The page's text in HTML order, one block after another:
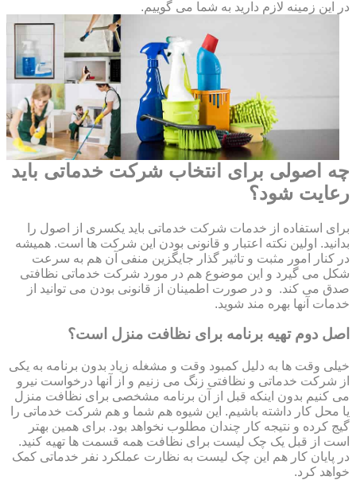
در این زمینه لازم دارید به شما می گوییم.
چه اصولی برای انتخاب شرکت خدماتی باید
رعایت شود؟
برای استفاده از خدمات شرکت خدماتی باید یکسری از اصول را
بدانید. اولین نکته اعتبار و قانونی بودن این شرکت ها است. همیشه
در کنار امور مثبت و تاثیر گذار جایگزین منفی آن هم به سرعت
شکل می گیرد و این موضوع هم در مورد شرکت خدماتی نظافتی
صدق می کند. و در صورت اطمینان از قانونی بودن می توانید از
خدمات آنها بهره مند شوید.
اصل دوم تهیه برنامه برای نظافت منزل است؟
خیلی وقت ها به دلیل کمبود وقت و مشغله زیاد بدون برنامه به یکی
از شرکت خدماتی و نظافتی زنگ می زنیم و از آنها درخواست نیرو
می کنیم بدون اینکه قبل از آن برنامه مشخصی برای نظافت منزل
یا محل کار داشته باشیم. این شیوه هم شما و هم شرکت خدماتی را
گیج کرده و نتیجه کار چندان مطلوب نخواهد بود. برای همین بهتر
است از قبل یک چک لیست برای نظافت همه قسمت ها تهیه کنید.
در پایان کار هم این چک لیست به نظارت عملکرد نفر خدماتی کمک
خواهد کرد.